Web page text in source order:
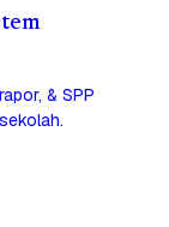
& SPP